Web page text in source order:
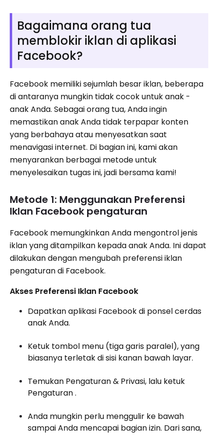
Bagaimana orang tua
memblokir iklan di aplikasi
Facebook?
Facebook memiliki sejumlah besar iklan, beberapa
di antaranya mungkin tidak cocok untuk anak -
anak Anda. Sebagai orang tua, Anda ingin
memastikan anak Anda tidak terpapar konten
yang berbahaya atau menyesatkan saat
menavigasi internet. Di bagian ini, kami akan
menyarankan berbagai metode untuk
menyelesaikan tugas ini, jadi bersama kami!
Metode 1: Menggunakan Preferensi
Iklan Facebook pengaturan
Facebook memungkinkan Anda mengontrol jenis
iklan yang ditampilkan kepada anak Anda. Ini dapat
dilakukan dengan mengubah preferensi iklan
pengaturan di Facebook.
Akses Preferensi Iklan Facebook
Dapatkan aplikasi Facebook di ponsel cerdas
anak Anda.
Ketuk tombol menu (tiga garis paralel), yang
biasanya terletak di sisi kanan bawah layar.
Temukan Pengaturan & Privasi, lalu ketuk
Pengaturan .
Anda mungkin perlu menggulir ke bawah
sampai Anda mencapai bagian izin. Dari sana,